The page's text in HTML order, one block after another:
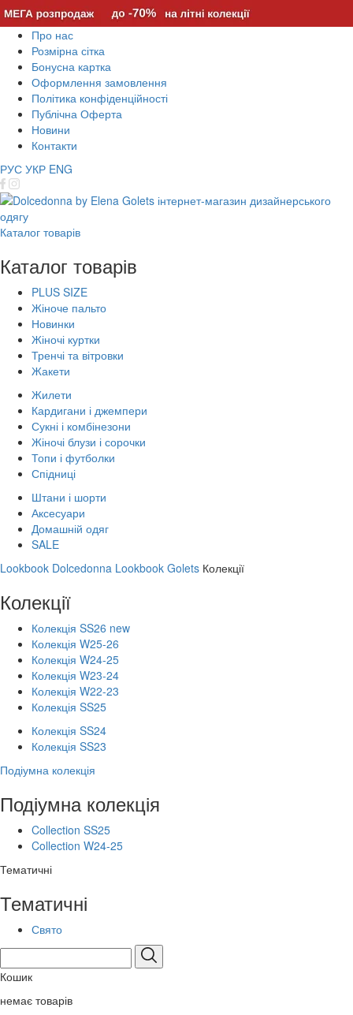
Про нас
Розмірна сітка
Бонусна картка
Оформлення замовлення
Політика конфіденційності
Публічна Оферта
Новини
Контакти
РУС УКР ENG
Каталог товарів
Каталог товарів
PLUS SIZE
Жіноче пальто
Новинки
Жіночі куртки
Тренчі та вітровки
Жакети
Жилети
Кардигани і джемпери
Сукні і комбінезони
Жіночі блузи і сорочки
Топи і футболки
Спідниці
Штани і шорти
Аксесуари
Домашній одяг
SALE
Lookbook Dolcedonna Lookbook Golets Колекції
Колекції
Колекція SS26 new
Колекція W25-26
Колекція W24-25
Колекція W23-24
Колекція W22-23
Колекція SS25
Колекція SS24
Колекція SS23
Подіумна колекція
Подіумна колекція
Collection SS25
Collection W24-25
Тематичні
Тематичні
Свято
Кошик
немає товарів